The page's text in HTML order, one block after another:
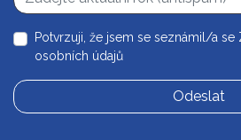
Potvrzuji, že jsem se seznámil/a se
osobních údajů
Odeslat